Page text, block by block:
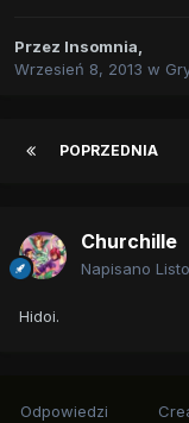
Przez Insomnia,
Wrzesień 8, 2013 w
POPRZEDNIA
Churchille
Napisano
Hidoi.
Odpowiedzi